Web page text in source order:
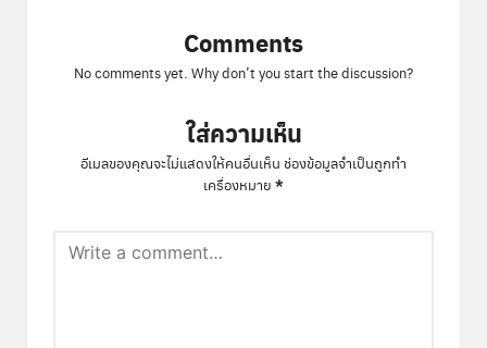
Comments
No comments yet. Why don’t you start the discussion?
ใส่ความเห็น
อีเมลของคุณจะไม่แสดงให้คนอื่นเห็น ช่องข้อมูลจำเป็นถูกทำ
เครื่องหมาย *